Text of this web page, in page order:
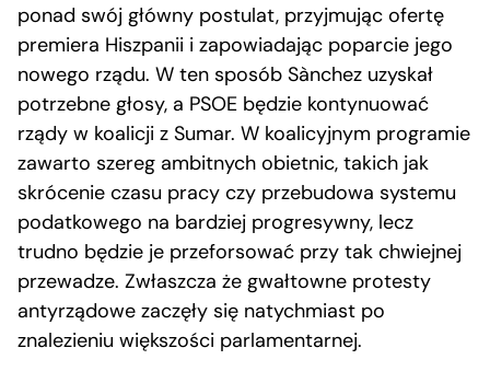
ponad swój główny postulat, przyjmując ofertę
premiera Hiszpanii i zapowiadając poparcie jego
nowego rządu. W ten sposób Sànchez uzyskał
potrzebne głosy, a PSOE będzie kontynuować
rządy w koalicji z Sumar. W koalicyjnym programie
zawarto szereg ambitnych obietnic, takich jak
skrócenie czasu pracy czy przebudowa systemu
podatkowego na bardziej progresywny, lecz
trudno będzie je przeforsować przy tak chwiejnej
przewadze. Zwłaszcza że gwałtowne protesty
antyrządowe zaczęły się natychmiast po
znalezieniu większości parlamentarnej.